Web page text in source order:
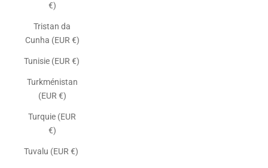
€)
Tristan da
Cunha (EUR €)
Tunisie (EUR €)
Turkménistan
(EUR €)
Turquie (EUR
€)
Tuvalu (EUR €)